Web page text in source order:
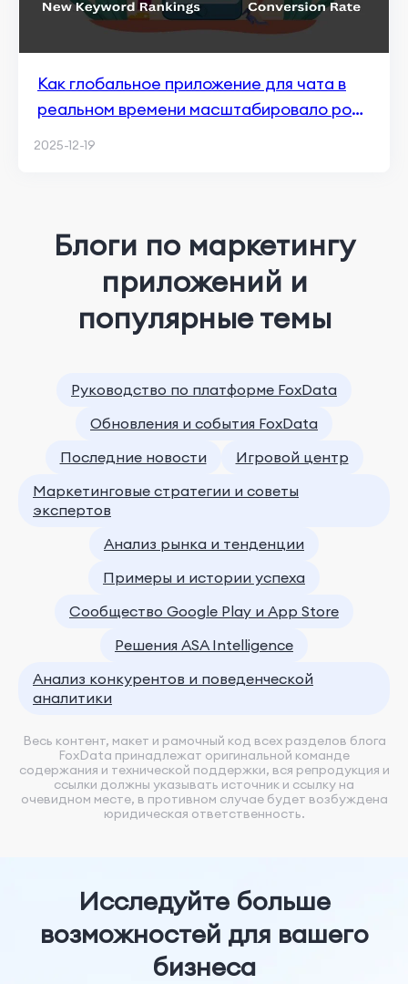
Как глобальное приложение для чата в
реальном времени масштабировало рост
2025-12-19
Блоги по маркетингу
приложений и
популярные темы
Руководство по платформе FoxData
Обновления и события FoxData
Последние новости
Игровой центр
Маркетинговые стратегии и советы
экспертов
Анализ рынка и тенденции
Примеры и истории успеха
Сообщество Google Play и App Store
Решения ASA Intelligence
Анализ конкурентов и поведенческой
аналитики
Весь контент, макет и рамочный код всех разделов блога
FoxData принадлежат оригинальной команде
содержания и технической поддержки, вся репродукция и
ссылки должны указывать источник и ссылку на
очевидном месте, в противном случае будет возбуждена
юридическая ответственность.
Исследуйте больше
возможностей для вашего
бизнеса